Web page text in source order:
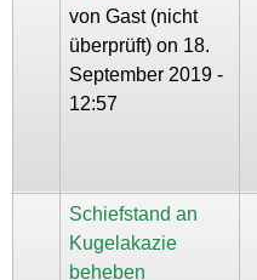
von Gast (nicht
überprüft) on 18.
September 2019 -
12:57
Schiefstand an
Kugelakazie
beheben